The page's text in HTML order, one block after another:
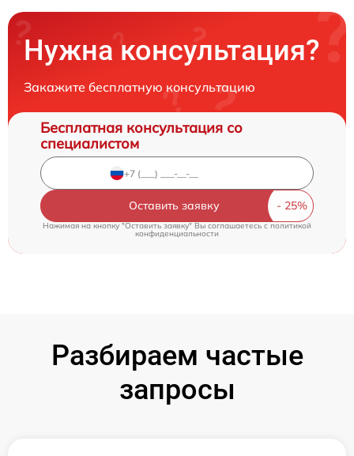
Нужна консультация?
Закажите бесплатную консультацию
Бесплатная консультация со
специалистом
Оставить заявку
Нажимая на кнопку "Оставить заявку" Вы соглашаетесь cполитикой
конфиденциальности
Разбираем частые
запросы